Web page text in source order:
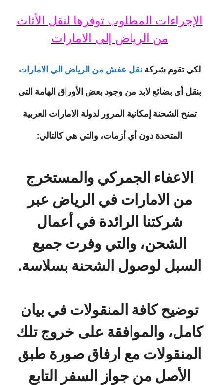
الإجراءات المطلوب توفرها لنقل الأثاث
من الرياض إلى الامارات
لكي تقوم شركةنقل عفش من الرياض الي الامارات
بنقل أي بضائع لابد من وجود بعض الأوراق الهامة التي
تمنح الشحنة إمكانية المرور لدولة الامارات العربية
المتحدة دون أي أزمات، والتي هي كالتالي:
الاعفاء الجمركي والمستخرج
من الامارات في الرياض عبر
شركتنا الرائدة في أعمال
الشحن، والتي وفرت جميع
السبل لوصول الشحنة بسلاسة.
توضيح كافة المنقولات في بيان
كامل، والموافقة على خروج تلك
المنقولات مع ارفاق صورة طبق
الأصل من جواز السفر التابع